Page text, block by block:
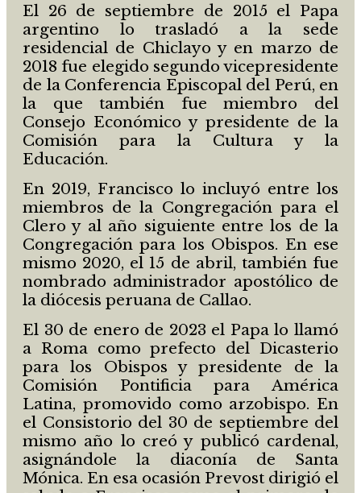
El 26 de septiembre de 2015 el Papa
argentino lo trasladó a la sede
residencial de Chiclayo y en marzo de
2018 fue elegido segundo vicepresidente
de la Conferencia Episcopal del Perú, en
la que también fue miembro del
Consejo Económico y presidente de la
Comisión para la Cultura y la
Educación.
En 2019, Francisco lo incluyó entre los
miembros de la Congregación para el
Clero y al año siguiente entre los de la
Congregación para los Obispos. En ese
mismo 2020, el 15 de abril, también fue
nombrado administrador apostólico de
la diócesis peruana de Callao.
El 30 de enero de 2023 el Papa lo llamó
a Roma como prefecto del Dicasterio
para los Obispos y presidente de la
Comisión Pontificia para América
Latina, promovido como arzobispo. En
el Consistorio del 30 de septiembre del
mismo año lo creó y publicó cardenal,
asignándole la diaconía de Santa
Mónica. En esa ocasión Prevost dirigió el